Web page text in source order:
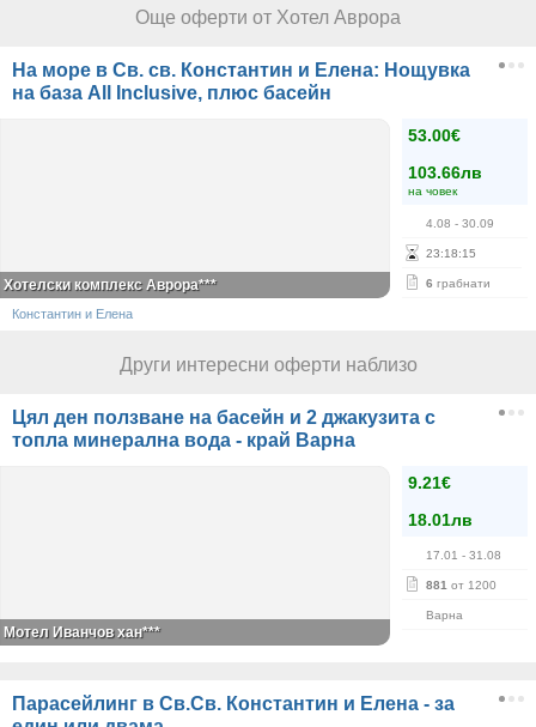
Още оферти от Хотел Аврора
На море в Св. св. Константин и Елена: Нощувка
на база All Inclusive, плюс басейн
53.00€
103.66лв
на човек
4.08 - 30.09
23:18:15
6 грабнати
Хотелски комплекс Аврора***
Константин и Елена
Други интересни оферти наблизо
Цял ден ползване на басейн и 2 джакузита с
топла минерална вода - край Варна
9.21€
18.01лв
17.01 - 31.08
881 от 1200
Варна
Мотел Иванчов хан***
Парасейлинг в Св.Св. Константин и Елена - за